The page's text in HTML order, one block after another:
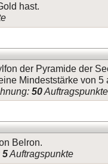
hast.
der Pyramide der
Mindeststärke von 5
50Auftragspunkte
Belron.
5Auftragspunkte